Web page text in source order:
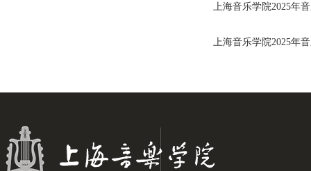
上海音乐学院2025年
上海音乐学院2025年